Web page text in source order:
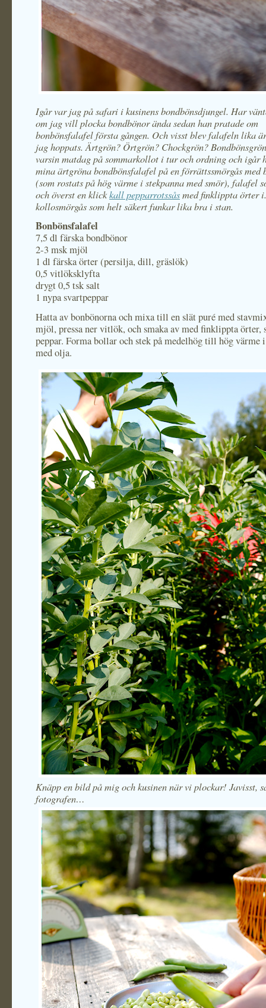
Igår var jag på safari i kusinens bondbönsdjungel. Har
om jag vill plocka bondbönor ända sedan han pratade om
bonbönsfalafel första gången. Och visst blev falafeln lika
jag hoppats. Ärtgrön? Örtgrön? Chockgrön?
varsin matdag på sommarkollot i tur och ordning och igår
mina ärtgröna bondbönsfalafel på en förrättssmörgås med
(som rostats på hög värme i stekpanna med smör), falafel
och överst en klickkall pepparrotssåsmed finklippta örter
kollosmörgås som helt säkert funkar lika bra i stan.
Bonbönsfalafel
7,5 dl färska bondbönor
2-3 msk mjöl
1 dl färska örter (persilja, dill, gräslök)
0,5 vitlöksklyfta
drygt 0,5 tsk salt
1 nypa svartpeppar
Hatta av bonbönorna och mixa till en slät puré med
mjöl, pressa ner vitlök, och smaka av med finklippta örter,
peppar. Forma bollar och stek på medelhög till hög värme
med olja.
Knäpp en bild på mig och kusinen när vi plockar! Javisst,
fotografen…